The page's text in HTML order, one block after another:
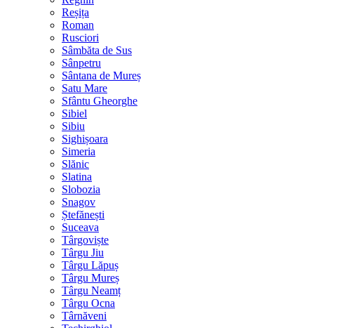
Reșița
Roman
Rusciori
Sâmbăta de Sus
Sânpetru
Sântana de Mureș
Satu Mare
Sfântu Gheorghe
Sibiel
Sibiu
Sighișoara
Simeria
Slănic
Slatina
Slobozia
Snagov
Ștefănești
Suceava
Târgoviște
Târgu Jiu
Târgu Lăpuș
Târgu Mureș
Târgu Neamț
Târgu Ocna
Târnăveni